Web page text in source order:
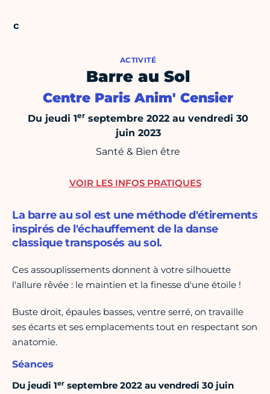
ACTIVITÉ
Barre au Sol
Centre Paris Anim' Censier
Du jeudi 1er septembre 2022 au vendredi 30
juin 2023
Santé & Bien être
La barre au sol est une méthode d'étirements
inspirés de l'échauffement de la danse
classique transposés au sol.
Ces assouplissements donnent à votre silhouette
l'allure rêvée : le maintien et la finesse d'une étoile !
Buste droit, épaules basses, ventre serré, on travaille
ses écarts et ses emplacements tout en respectant son
anatomie.
Séances
Du jeudi 1er septembre 2022 au vendredi 30 juin
VOIR LES INFOS PRATIQUES